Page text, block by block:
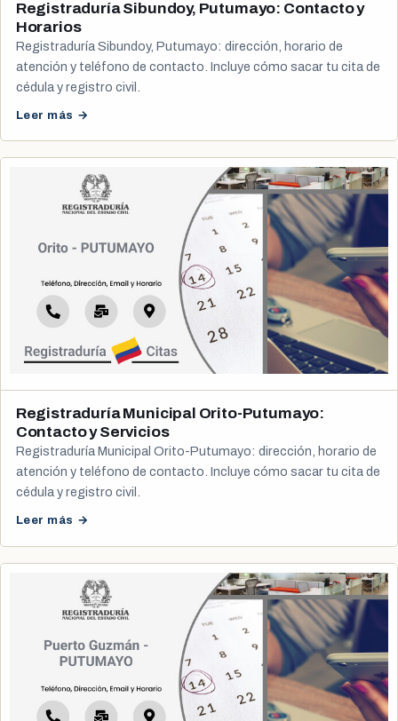
Registraduría Sibundoy, Putumayo: Contacto y
Horarios
Registraduría Sibundoy, Putumayo: dirección, horario de
atención y teléfono de contacto. Incluye cómo sacar tu cita de
cédula y registro civil.
Leer más →
Registraduría Municipal Orito-Putumayo:
Contacto y Servicios
Registraduría Municipal Orito-Putumayo: dirección, horario de
atención y teléfono de contacto. Incluye cómo sacar tu cita de
cédula y registro civil.
Leer más →